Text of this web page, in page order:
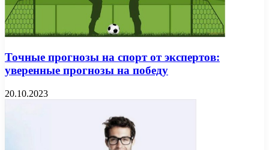
Точные прогнозы на спорт от экспертов:
уверенные прогнозы на победу
20.10.2023